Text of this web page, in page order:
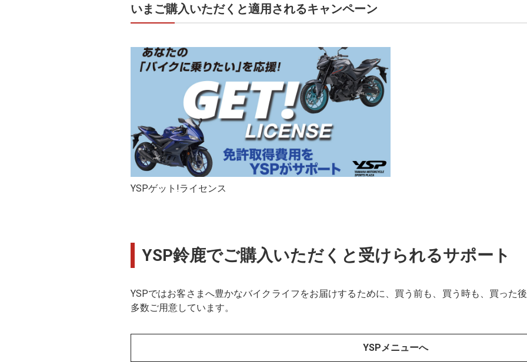
いまご購入いただくと適用されるキャンペーン
YSPゲット!ライセンス
YSP鈴鹿でご購入いただくと受けられるサポート
YSPではお客さまへ豊かなバイクライフをお届けするために、買う前も、買う時も、買った
多数ご用意しています。
YSPメニューへ